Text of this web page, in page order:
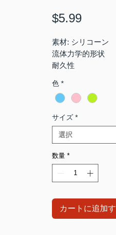
$5.99価
素材: シリコーン
流体力学的形状
耐久性
グ、​​水球、スイミ
ビリテーション、
サイズ: S(21*子供
24*5.5cm)、L(男
色 *
サイズ *
選択
数量 *
カートに追加